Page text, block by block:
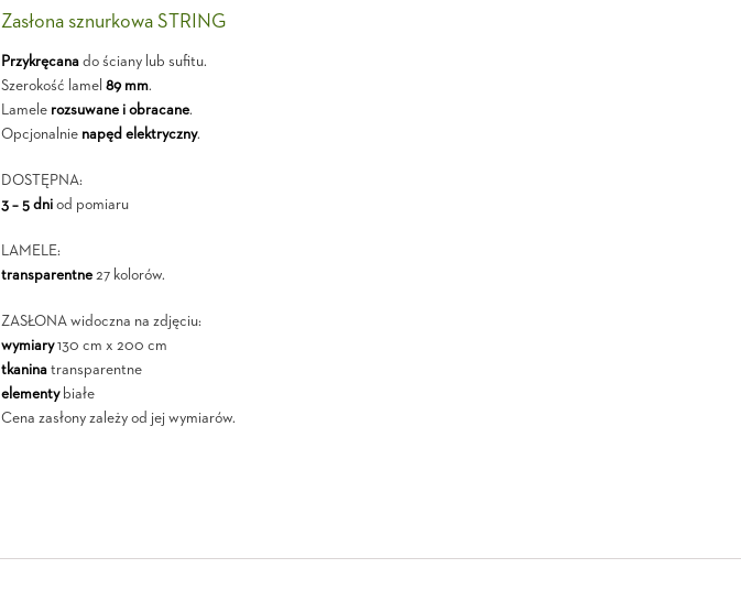
Zasłona sznurkowa STRING
Przykręcanado ściany lub sufitu.
Szerokość lamel 89 mm.
Lamele rozsuwane i obracane.
Opcjonalnie napęd elektryczny.
DOSTĘPNA:
3 – 5 dniod pomiaru
LAMELE:
transparentne27 kolorów.
ZASŁONA widoczna na zdjęciu:
wymiary130 cm x 200 cm
tkaninatransparentne
elementybiałe
Cena zasłony zależy od jej wymiarów.